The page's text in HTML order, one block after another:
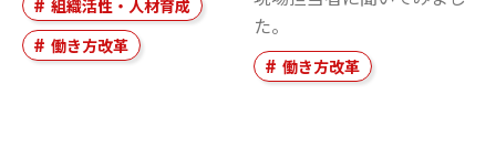
組織活性・人材育成
働き方改革
た。
働き方改革